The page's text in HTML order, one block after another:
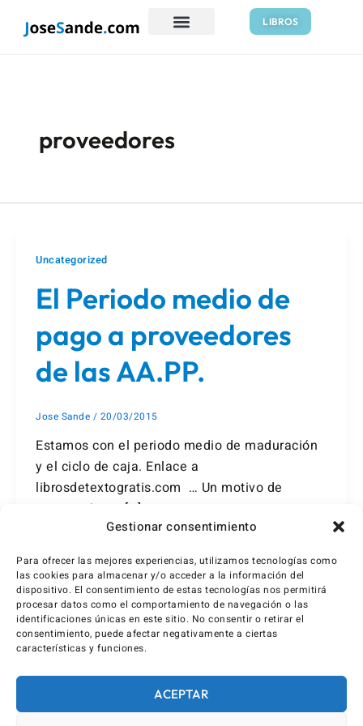
Gestionar consentimiento
Para ofrecer las mejores experiencias, utilizamos tecnologías como
las cookies para almacenar y/o acceder a la información del
dispositivo. El consentimiento de estas tecnologías nos permitirá
procesar datos como el comportamiento de navegación o las
identificaciones únicas en este sitio. No consentir o retirar el
consentimiento, puede afectar negativamente a ciertas
características y funciones.
ACEPTAR
LIBROS
proveedores
Uncategorized
El Periodo medio de
pago a proveedores
de las AA.PP.
Jose Sande / 20/03/2015
Estamos con el periodo medio de maduración
y el ciclo de caja. Enlace a
librosdetextogratis.com … Un motivo de
agravamiento […]